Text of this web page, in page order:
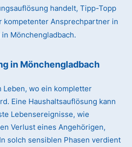
handelt, Tipp-Topp
kompetenter Ansprechpartner in
Mönchengladbach.
in Mönchengladbach
Leben, wo ein kompletter
Eine Haushaltsauflösung kann
Lebensereignisse, wie
Verlust eines Angehörigen,
solch sensiblen Phasen verdient